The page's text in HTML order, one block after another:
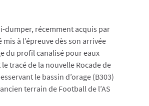
dumper, récemment acquis par
mis à l’épreuve dès son arrivée
du profil canalisé pour eaux
tracé de la nouvelle Rocade de
le bassin d’orage (B303)
terrain de Football de l’AS